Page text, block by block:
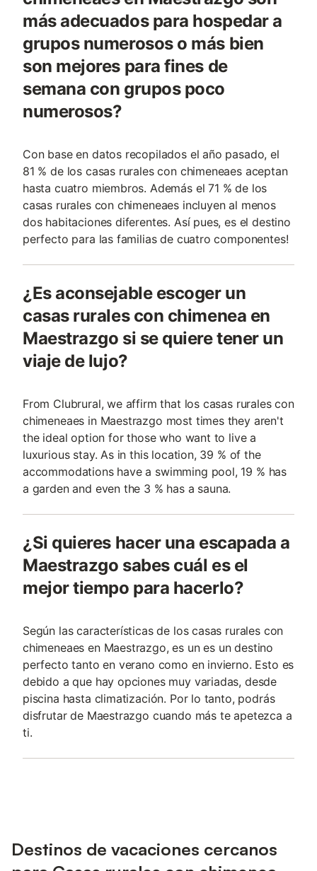
más adecuados para hospedar a
grupos numerosos o más bien
son mejores para fines de
semana con grupos poco
numerosos?
Con base en datos recopilados el año pasado, el
81 % de los casas rurales con chimeneaes aceptan
hasta cuatro miembros. Además el 71 % de los
casas rurales con chimeneaes incluyen al menos
dos habitaciones diferentes. Así pues, es el destino
perfecto para las familias de cuatro componentes!
¿Es aconsejable escoger un
casas rurales con chimenea en
Maestrazgo si se quiere tener un
viaje de lujo?
From Clubrural, we affirm that los casas rurales con
chimeneaes in Maestrazgo most times they aren't
the ideal option for those who want to live a
luxurious stay. As in this location, 39 % of the
accommodations have a swimming pool, 19 % has
a garden and even the 3 % has a sauna.
¿Si quieres hacer una escapada a
Maestrazgo sabes cuál es el
mejor tiempo para hacerlo?
Según las características de los casas rurales con
chimeneaes en Maestrazgo, es un es un destino
perfecto tanto en verano como en invierno. Esto es
debido a que hay opciones muy variadas, desde
piscina hasta climatización. Por lo tanto, podrás
disfrutar de Maestrazgo cuando más te apetezca a
ti.
Destinos de vacaciones cercanos